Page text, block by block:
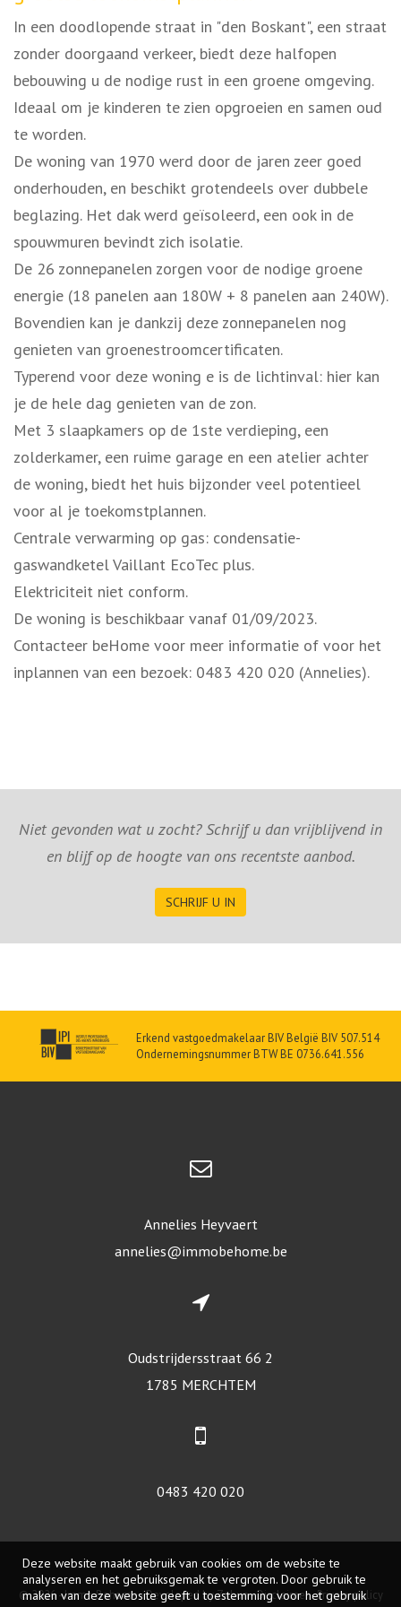
In een doodlopende straat in "den Boskant", een straat
zonder doorgaand verkeer, biedt deze halfopen
bebouwing u de nodige rust in een groene omgeving.
Ideaal om je kinderen te zien opgroeien en samen oud
te worden.
De woning van 1970 werd door de jaren zeer goed
onderhouden, en beschikt grotendeels over dubbele
beglazing. Het dak werd geïsoleerd, een ook in de
spouwmuren bevindt zich isolatie.
De 26 zonnepanelen zorgen voor de nodige groene
energie (18 panelen aan 180W + 8 panelen aan 240W).
Bovendien kan je dankzij deze zonnepanelen nog
genieten van groenestroomcertificaten.
Typerend voor deze woning e is de lichtinval: hier kan
je de hele dag genieten van de zon.
Met 3 slaapkamers op de 1ste verdieping, een
zolderkamer, een ruime garage en een atelier achter
de woning, biedt het huis bijzonder veel potentieel
voor al je toekomstplannen.
Centrale verwarming op gas: condensatie-
gaswandketel Vaillant EcoTec plus.
Elektriciteit niet conform.
De woning is beschikbaar vanaf 01/09/2023.
Contacteer beHome voor meer informatie of voor het
inplannen van een bezoek: 0483 420 020 (Annelies).
Niet gevonden wat u zocht? Schrijf u dan vrijblijvend in
en blijf op de hoogte van ons recentste aanbod.
SCHRIJF U IN
Erkend vastgoedmakelaar BIV België BIV 507.514
Ondernemingsnummer BTW BE 0736.641.556
Annelies Heyvaert
annelies@immobehome.be
Oudstrijdersstraat 66 2
1785 MERCHTEM
0483 420 020
© 2026 - Immo Behome -Developed by Zabun-Disclaimer-Privacy policy
Deze website maakt gebruik van cookies om de website te
analyseren en het gebruiksgemak te vergroten. Door gebruik te
maken van deze website geeft u toestemming voor het gebruik